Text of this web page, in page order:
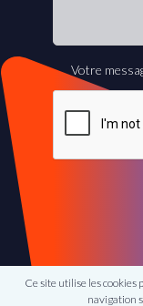
Votre
Ce site utilise les
navigation